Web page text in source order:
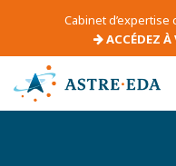
Cabinet d’expertise
ACCÉDEZ À